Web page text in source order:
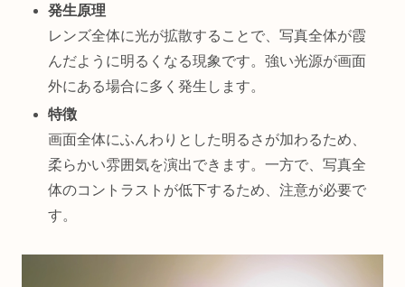
発生原理
レンズ全体に光が拡散することで、写真全体が霞
んだように明るくなる現象です。強い光源が画面
外にある場合に多く発生します。
特徴
画面全体にふんわりとした明るさが加わるため、
柔らかい雰囲気を演出できます。一方で、写真全
体のコントラストが低下するため、注意が必要で
す。